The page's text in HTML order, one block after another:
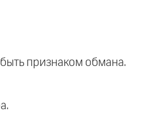
признаком обмана.